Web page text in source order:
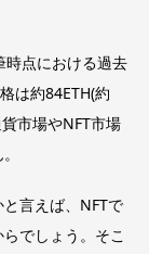
時点における過去
は約84ETH(約
市場やNFT市場
言えば、NFTで
でしょう。そこ